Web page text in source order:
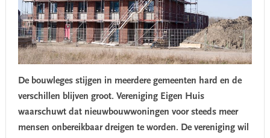
De bouwleges stijgen in meerdere gemeenten hard en de
verschillen blijven groot. Vereniging Eigen Huis
waarschuwt dat nieuwbouwwoningen voor steeds meer
mensen onbereikbaar dreigen te worden. De vereniging wil